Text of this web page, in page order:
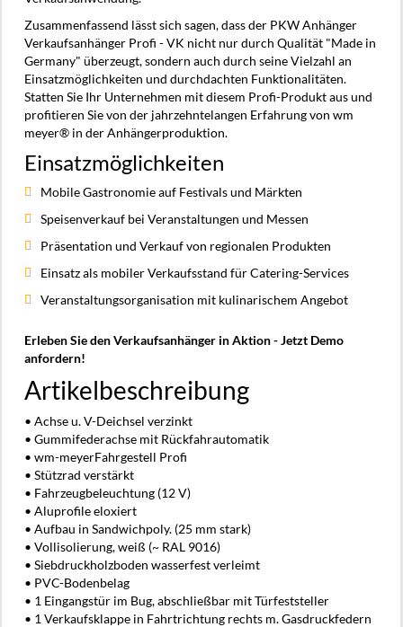
Zusammenfassend lässt sich sagen, dass der PKW Anhänger
Verkaufsanhänger Profi - VK nicht nur durch Qualität "Made in
Germany" überzeugt, sondern auch durch seine Vielzahl an
Einsatzmöglichkeiten und durchdachten Funktionalitäten.
Statten Sie Ihr Unternehmen mit diesem Profi-Produkt aus und
profitieren Sie von der jahrzehntelangen Erfahrung von wm
meyer® in der Anhängerproduktion.
Einsatzmöglichkeiten
Mobile Gastronomie auf Festivals und Märkten
Speisenverkauf bei Veranstaltungen und Messen
Präsentation und Verkauf von regionalen Produkten
Einsatz als mobiler Verkaufsstand für Catering-Services
Veranstaltungsorganisation mit kulinarischem Angebot
Erleben Sie den Verkaufsanhänger in Aktion - Jetzt Demo
anfordern!
Artikelbeschreibung
• Achse u. V-Deichsel verzinkt
• Gummifederachse mit Rückfahrautomatik
• wm-meyerFahrgestell Profi
• Stützrad verstärkt
• Fahrzeugbeleuchtung (12 V)
• Aluprofile eloxiert
• Aufbau in Sandwichpoly. (25 mm stark)
• Vollisolierung, weiß (~ RAL 9016)
• Siebdruckholzboden wasserfest verleimt
• PVC-Bodenbelag
• 1 Eingangstür im Bug, abschließbar mit Türfeststeller
• 1 Verkaufsklappe in Fahrtrichtung rechts m. Gasdruckfedern